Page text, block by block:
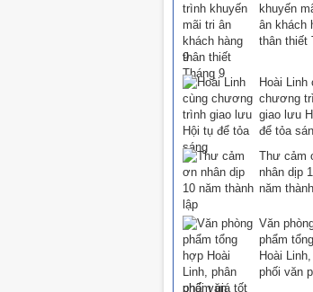
khuyến
ân khách
thân thiết
9
Hoài Linh
chương
giao lưu
để tỏa
Thư cảm
nhân dịp
năm
Văn
phẩm
Hoài
phối văn
phẩm giá tốt